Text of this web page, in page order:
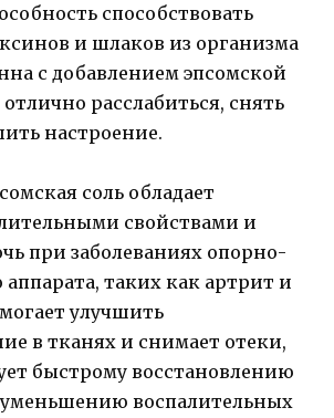
способствовать
и шлаков из организма
с добавлением эпсомской
расслабиться, снять
настроение.
соль обладает
свойствами и
при заболеваниях опорно-
аппарата, таких как артрит и
улучшить
в тканях и снимает отеки,
быстрому восстановлению
воспалительных